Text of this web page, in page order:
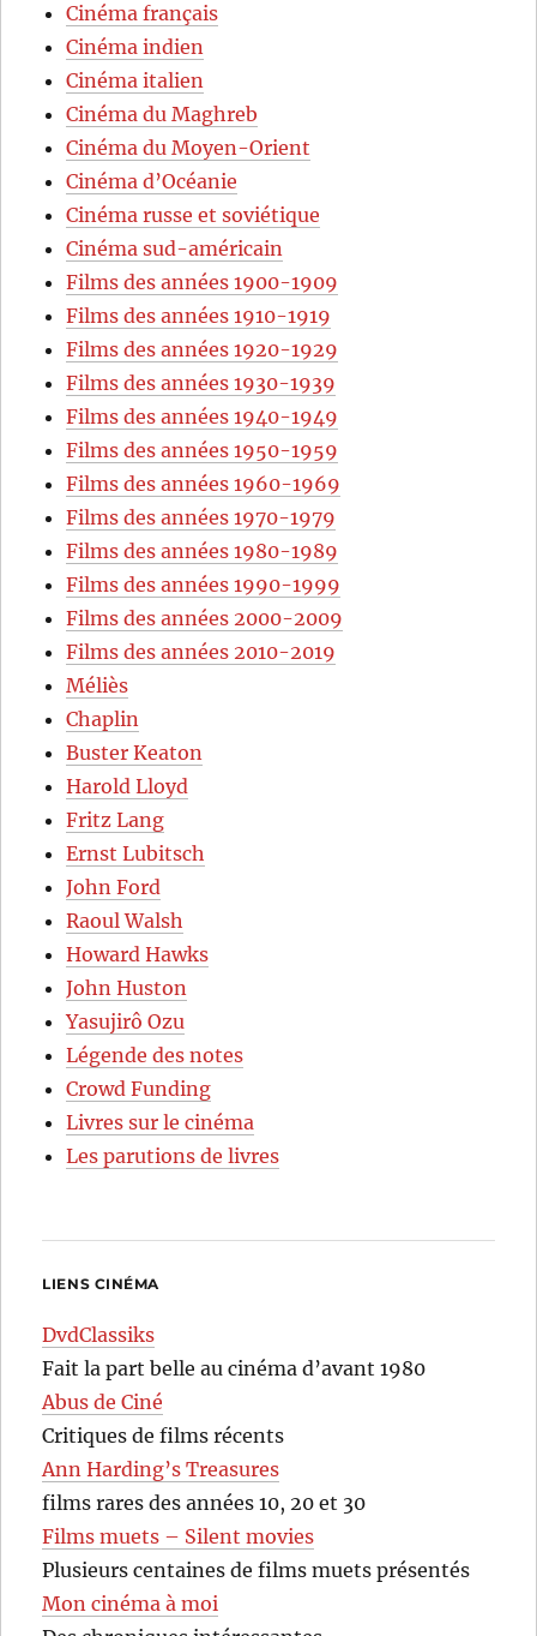
Cinéma français
Cinéma indien
Cinéma italien
Cinéma du Maghreb
Cinéma du Moyen-Orient
Cinéma d’Océanie
Cinéma russe et soviétique
Cinéma sud-américain
Films des années 1900-1909
Films des années 1910-1919
Films des années 1920-1929
Films des années 1930-1939
Films des années 1940-1949
Films des années 1950-1959
Films des années 1960-1969
Films des années 1970-1979
Films des années 1980-1989
Films des années 1990-1999
Films des années 2000-2009
Films des années 2010-2019
Méliès
Chaplin
Buster Keaton
Harold Lloyd
Fritz Lang
Ernst Lubitsch
John Ford
Raoul Walsh
Howard Hawks
John Huston
Yasujirô Ozu
Légende des notes
Crowd Funding
Livres sur le cinéma
Les parutions de livres
LIENS CINÉMA
DvdClassiks
Fait la part belle au cinéma d’avant 1980
Abus de Ciné
Critiques de films récents
Ann Harding’s Treasures
films rares des années 10, 20 et 30
Films muets – Silent movies
Plusieurs centaines de films muets présentés
Mon cinéma à moi